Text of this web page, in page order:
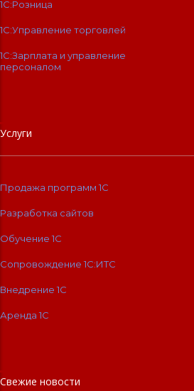
1С:Розница
1С:Управление торговлей
1С:Зарплата и управление
персоналом
Услуги
Продажа программ 1С
Разработка сайтов
Обучение 1С
Сопровождение 1C:ИТС
Внедрение 1С
Аренда 1С
Свежие новости